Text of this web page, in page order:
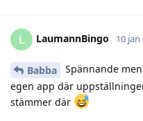
L LaumannBingo 10 jan
Babba
Spännande
egen app där
stämmer där